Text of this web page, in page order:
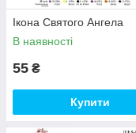
Ікона Святого Ангела
В наявності
55 ₴
Купити